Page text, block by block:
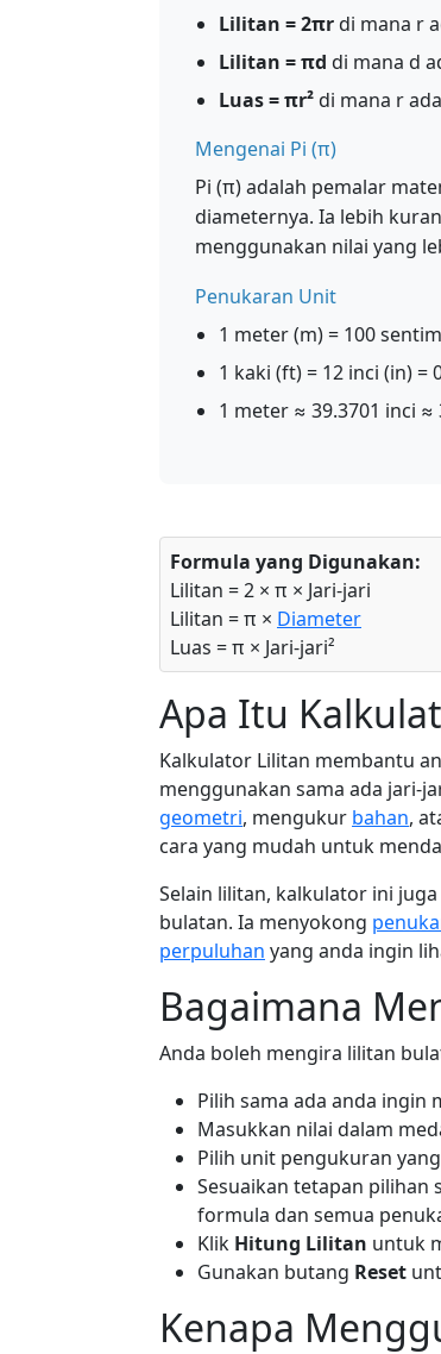
Lilitan = 2πrdi mana r
Lilitan = πd di mana d
Luas = πr²di mana r
Mengenai Pi (π)
Pi (π) adalah pemalar
diameternya. Ia lebih
menggunakan nilai yang
Penukaran Unit
1 meter (m) = 100
1 kaki (ft) = 12 inci (in) =
1 meter ≈ 39.3701 inci ≈
Formula yang Digunakan:
Lilitan = 2 × π × Jari-jari
Lilitan = π × Diameter
Luas = π × Jari-jari²
Apa Itu
Kalkulator Lilitan membantu
menggunakan sama ada jari-
geometri, mengukur bahan,
cara yang mudah untuk
Selain lilitan, kalkulator ini
bulatan. Ia menyokong
perpuluhan yang anda ingin
Bagaimana
Anda boleh mengira lilitan
Pilih sama ada anda ingin
Masukkan nilai dalam
Pilih unit pengukuran
Sesuaikan tetapan
formula dan semua
Klik Hitung Lilitan untuk
Gunakan butang Reset
Kenapa